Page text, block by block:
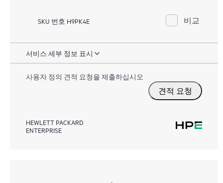
SKU 번호 H9PK4E 비교
서비스 세부 정보 표시
사용자 정의 견적 요청을 제출하십시오
견적 요청
HEWLETT PACKARD
ENTERPRISE